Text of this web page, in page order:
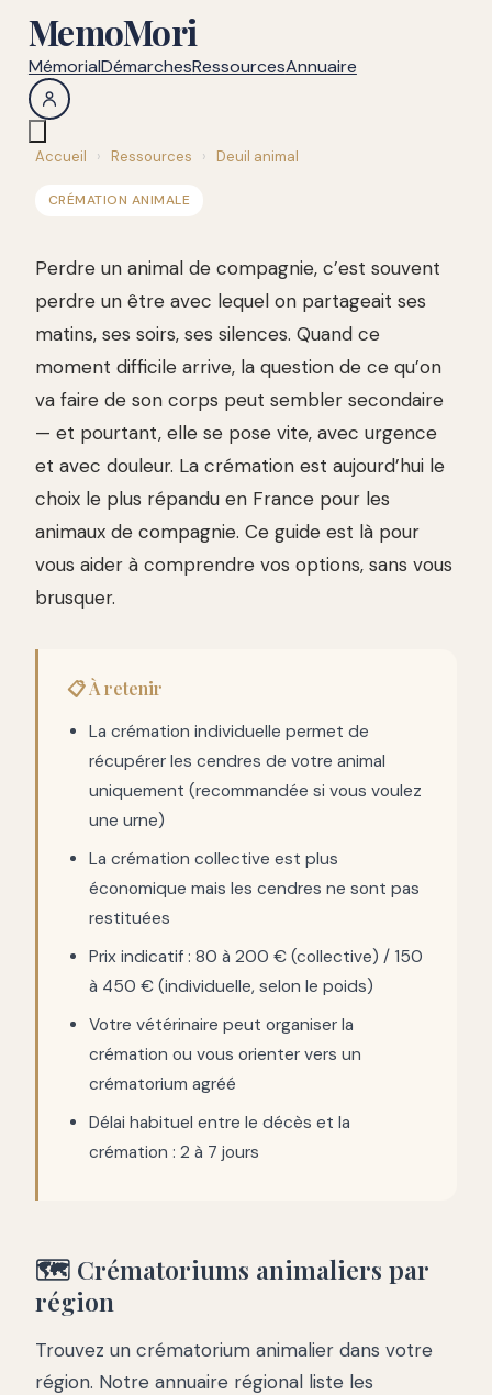
MemoMori
MémorialDémarchesRessourcesAnnuaire
Accueil › Ressources › Deuil animal
CRÉMATION ANIMALE
Perdre un animal de compagnie, c’est souvent
perdre un être avec lequel on partageait ses
matins, ses soirs, ses silences. Quand ce
moment difficile arrive, la question de ce qu’on
va faire de son corps peut sembler secondaire
— et pourtant, elle se pose vite, avec urgence
et avec douleur. La crémation est aujourd’hui le
choix le plus répandu en France pour les
animaux de compagnie. Ce guide est là pour
vous aider à comprendre vos options, sans vous
brusquer.
📋 À retenir
La crémation individuelle permet de
récupérer les cendres de votre animal
uniquement (recommandée si vous voulez
une urne)
La crémation collective est plus
économique mais les cendres ne sont pas
restituées
Prix indicatif : 80 à 200 € (collective) / 150
à 450 € (individuelle, selon le poids)
Votre vétérinaire peut organiser la
crémation ou vous orienter vers un
crématorium agréé
Délai habituel entre le décès et la
crémation : 2 à 7 jours
🗺️ Crématoriums animaliers par
région
Trouvez un crématorium animalier dans votre
région. Notre annuaire régional liste les